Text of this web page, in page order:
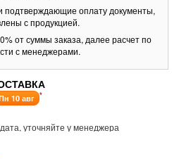
подтверждающие оплату документы,
с продукцией.
от суммы заказа, далее расчет по
с менеджерами.
10 авг *
уточняйте у менеджера